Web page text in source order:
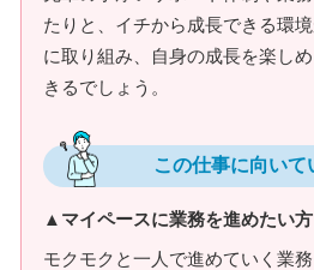
たりと、イチから成長できる環
に取り組み、自身の成長を楽し
きるでしょう。
この仕事に向いて
▲マイペースに業務を進めたい方
モクモクと一人で進めていく業